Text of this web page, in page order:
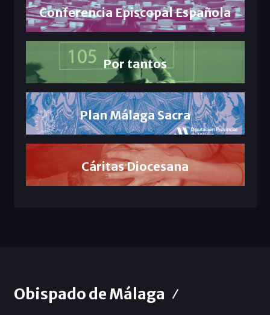
Conferencia Episcopal Española
Por tantos
Plan Málaga Sacra
Cáritas Diocesana
Obispado de Málaga